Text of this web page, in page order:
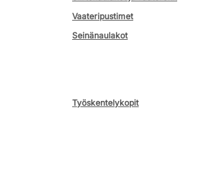
Vaateripustimet
Seinänaulakot
Työskentelykopit